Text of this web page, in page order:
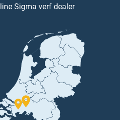
Sigma verf dealer